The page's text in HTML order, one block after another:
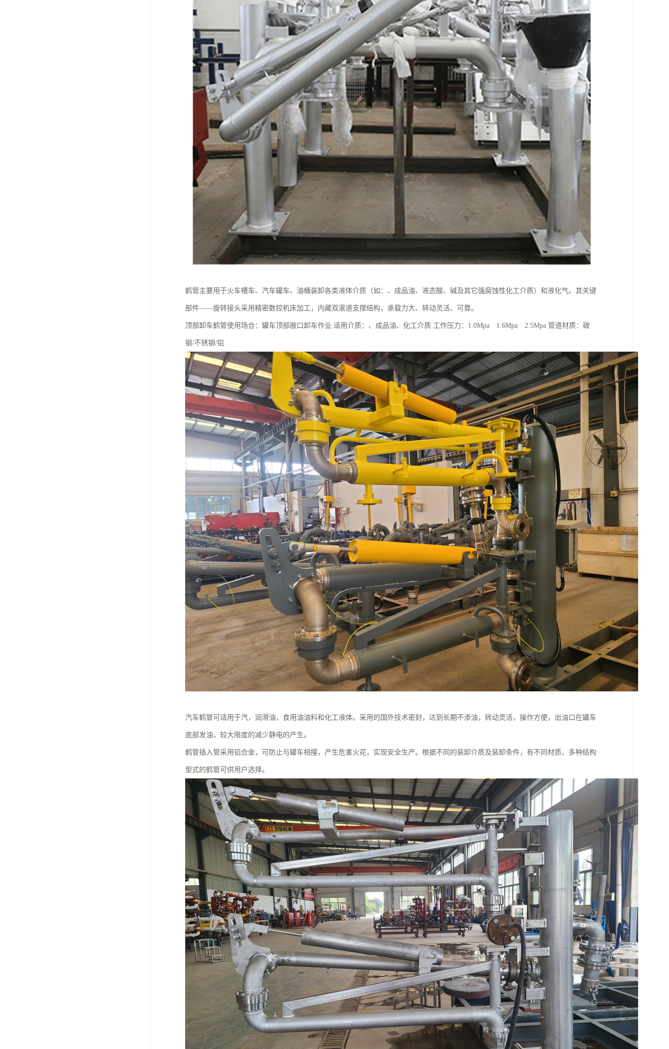
鹤管主要用于火车槽车、汽车罐车、油桶装卸各类液体介质（如：、成品油、液态酸、碱及其它强腐蚀性化工介质）和液化气。其关键
部件——旋转接头采用精密数控机床加工，内藏双滚道支撑结构，承载力大、转动灵活、可靠。
顶部卸车鹤管使用场合：罐车顶部敞口卸车作业 适用介质：、成品油、化工介质 工作压力：1.0Mpa 1.6Mpa 2.5Mpa 管道材质：碳
钢/不锈钢/铝
汽车鹤管可适用于汽，润滑油，食用油油料和化工液体。采用的国外技术密封，达到长期不渗油，转动灵活，操作方便，出油口在罐车
底部发油，较大限度的减少静电的产生。
鹤管插入管采用铝合金，可防止与罐车相撞，产生危害火花，实现安全生产。根据不同的装卸介质及装卸条件，有不同材质、多种结构
型式的鹤管可供用户选择。